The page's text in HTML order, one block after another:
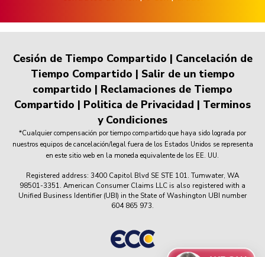
Cesión de Tiempo Compartido | Cancelación de
Tiempo Compartido | Salir de un tiempo
compartido | Reclamaciones de Tiempo
Compartido | Politica de Privacidad | Terminos
y Condiciones
*Cualquier compensación por tiempo compartido que haya sido lograda por
nuestros equipos de cancelación/legal fuera de los Estados Unidos se representa
en este sitio web en la moneda equivalente de los EE. UU.
Registered address: 3400 Capitol Blvd SE STE 101. Tumwater, WA
98501-3351. American Consumer Claims LLC is also registered with a
Unified Business Identifier (UBI) in the State of Washington UBI number
604 865 973.